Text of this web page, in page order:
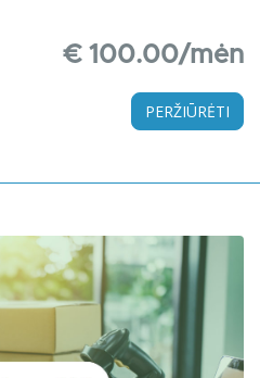
€ 100.00/mėn
PERŽIŪRĖTI